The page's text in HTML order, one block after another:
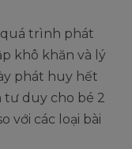
quá trình phát
khô khăn và lý
phát huy hết
tư duy cho bé 2
với các loại bài